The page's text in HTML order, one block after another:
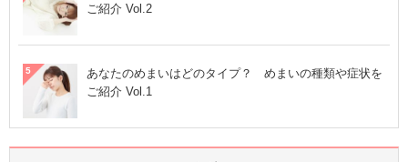
ご紹介 Vol.2
あなたのめまいはどのタイプ？ めまいの種類や症状を
ご紹介 Vol.1